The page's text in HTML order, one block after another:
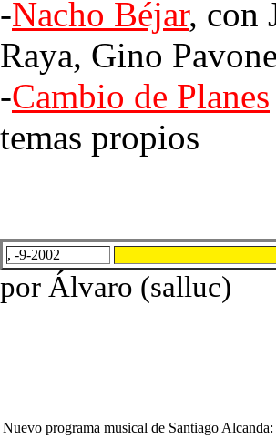
-Nacho Béjar, con
Raya, Gino
-Cambio de Planes
temas propios
, -9-2002
por Álvaro (salluc)
Nuevo programa musical de Santiago Alcanda: